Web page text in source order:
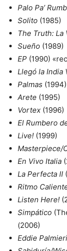
Palo Pa’
Solito (1985)
The Truth: La
Sueño (1989)
EP (1990)
Llegó la India
Palmas (1994)
Arete (1995)
Vortex (1996)
El Rumbero
Live! (1999)
Masterpiece/
En Vivo Italia
La Perfecta II
Ritmo
Listen Here!
Simpático
(2006)
Eddie